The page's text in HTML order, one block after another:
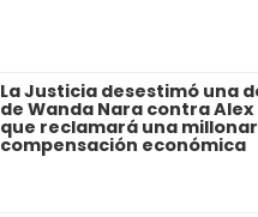
La Justicia desestimó una
de Wanda Nara contra
que reclamará una
compensación económica